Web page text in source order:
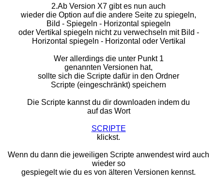
2.Ab Version X7 gibt es nun auch
wieder die Option auf die andere Seite zu spiegeln,
Bild - Spiegeln - Horizontal spiegeln
oder Vertikal spiegeln nicht zu verwechseln mit Bild -
Horizontal spiegeln - Horizontal oder Vertikal
Wer allerdings die unter Punkt 1
genannten Versionen hat,
sollte sich die Scripte dafür in den Ordner
Scripte (eingeschränkt) speichern
Die Scripte kannst du dir downloaden indem du
auf das Wort
SCRIPTE
klickst.
Wenn du dann die jeweiligen Scripte anwendest wird auch
wieder so
gespiegelt wie du es von älteren Versionen kennst.